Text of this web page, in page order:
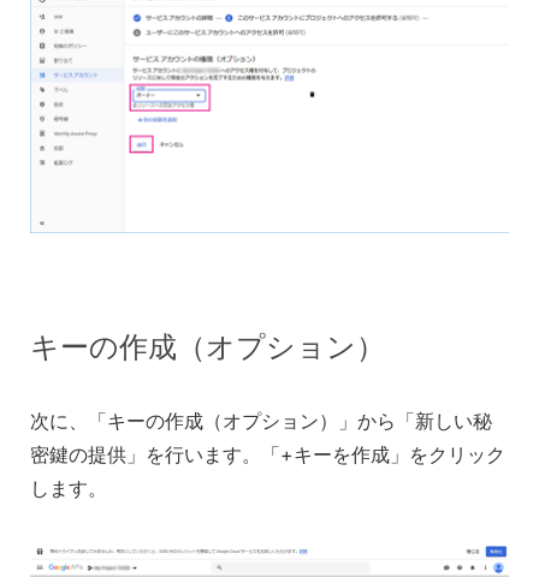
キーの作成（オプション）
次に、「キーの作成（オプション）」から「新しい秘
密鍵の提供」を行います。「+キーを作成」をクリック
します。